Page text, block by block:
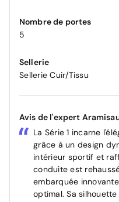
Nombre de portes
5
Sellerie
Sellerie Cuir/Tissu
Avis de l'expert
La Série 1 incarne
grâce à un design
intérieur sportif et
conduite est
embarquée
optimal. Sa